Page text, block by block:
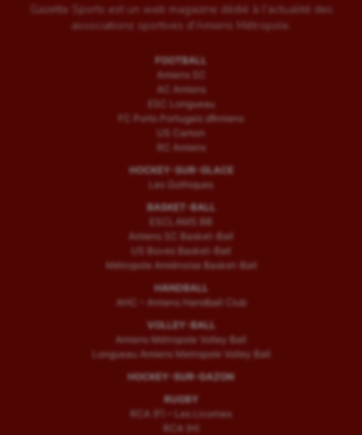
Gazette Sports est un web magazine dédié à l'actualité des
associations sportives d'Amiens Métropole.
FOOTBALL
Amiens SC
AC Amiens
ESC Longueau
FC Porto Portugais d’Amiens
US Camon
RC Amiens
HOCKEY-SUR-GLACE
Les Gothiques
BASKET-BALL
ESCLAMS BB
Amiens SC Basket-Ball
US Boves Basket-Ball
Métropole Amiénoise Basket-Ball
HANDBALL
AHC – Amiens Handball Club
VOLLEY-BALL
Amiens Métropole Volley Ball
Longueau Amiens Metropole Volley Ball
HOCKEY-SUR-GAZON
RUGBY
RCA (F) – Les Licornes
RCA (H)